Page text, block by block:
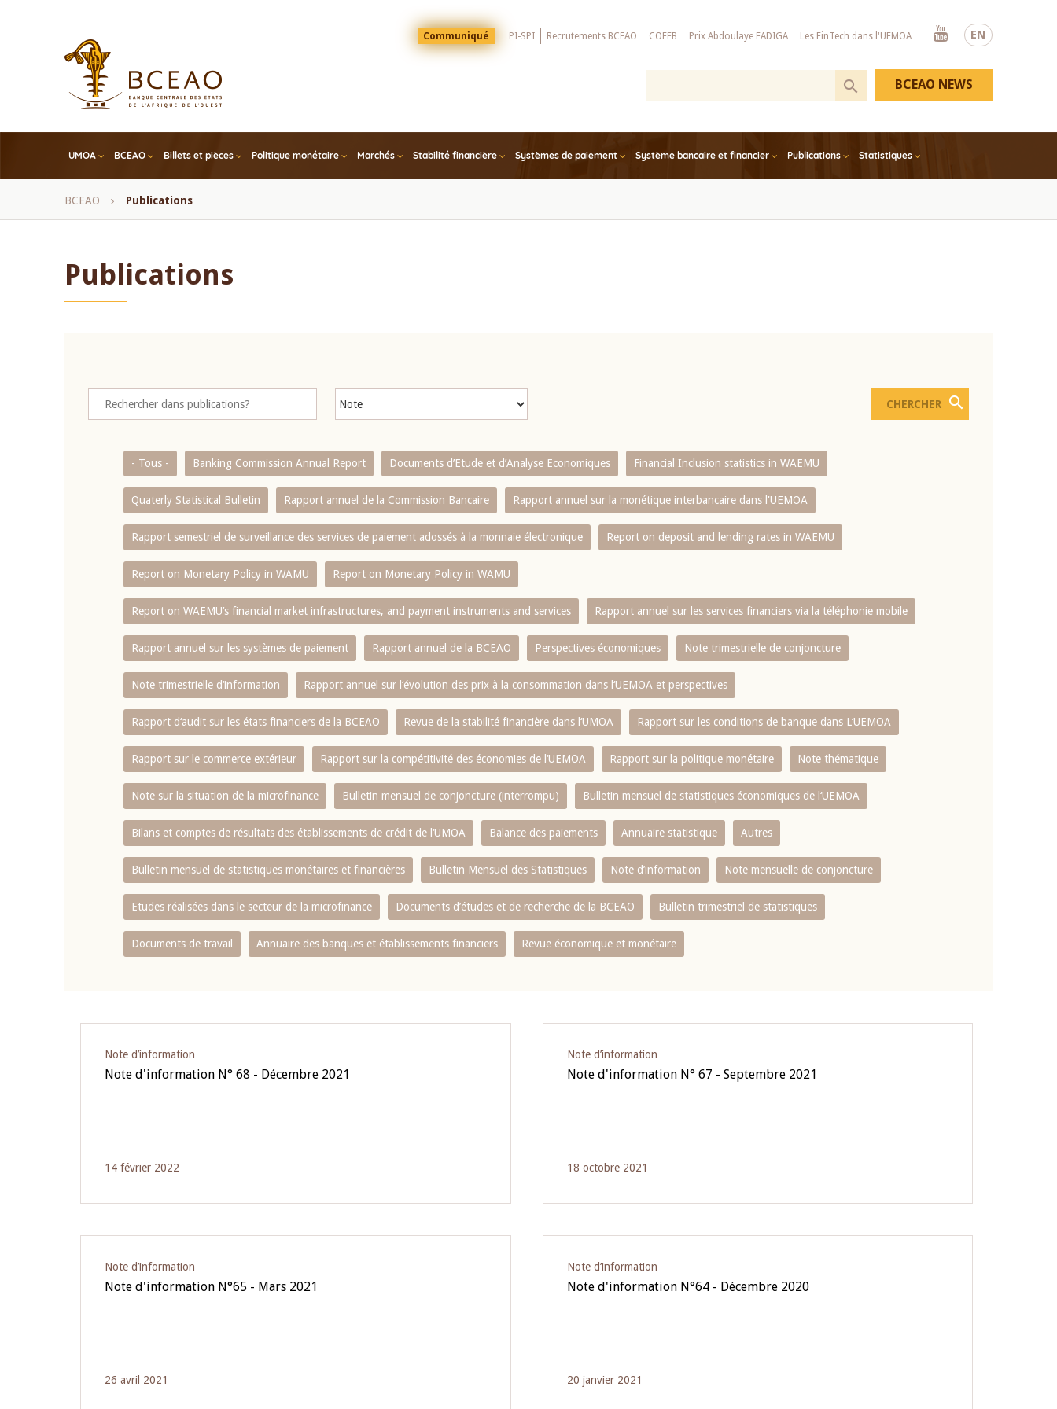
EN
Menu
Top
Communiqué PI-SPI Recrutements BCEAO COFEB Prix Abdoulaye FADIGA Les FinTech dans l'UEMOA
Youtube
UMOA BCEAO Billets et pièces Politique monétaire Marchés Stabilité financière Systèmes de paiement Système bancaire et financier Publications Statistiques
BCEAO NEWS
Fil
BCEAO Publications
Publications
- Tous - Banking Commission Annual Report Documents d’Etude et d’Analyse Economiques Financial Inclusion statistics in WAEMU
Quaterly Statistical Bulletin Rapport annuel de la Commission Bancaire Rapport annuel sur la monétique interbancaire dans l'UEMOA
Rapport semestriel de surveillance des services de paiement adossés à la monnaie électronique Report on deposit and lending rates in WAEMU
Report on Monetary Policy in WAMU Report on Monetary Policy in WAMU
Report on WAEMU’s financial market infrastructures, and payment instruments and services Rapport annuel sur les services financiers via la téléphonie mobile
Rapport annuel sur les systèmes de paiement Rapport annuel de la BCEAO Perspectives économiques Note trimestrielle de conjoncture
Note trimestrielle d‘information Rapport annuel sur l‘évolution des prix à la consommation dans l‘UEMOA et perspectives
Rapport d‘audit sur les états financiers de la BCEAO Revue de la stabilité financière dans l‘UMOA Rapport sur les conditions de banque dans L‘UEMOA
Rapport sur le commerce extérieur Rapport sur la compétitivité des économies de l‘UEMOA Rapport sur la politique monétaire Note thématique
Note sur la situation de la microfinance Bulletin mensuel de conjoncture (interrompu) Bulletin mensuel de statistiques économiques de l‘UEMOA
Bilans et comptes de résultats des établissements de crédit de l‘UMOA Balance des paiements Annuaire statistique Autres
Bulletin mensuel de statistiques monétaires et financières Bulletin Mensuel des Statistiques Note d’information Note mensuelle de conjoncture
Etudes réalisées dans le secteur de la microfinance Documents d’études et de recherche de la BCEAO Bulletin trimestriel de statistiques
Documents de travail Annuaire des banques et établissements financiers Revue économique et monétaire
Note d’information
Note d'information N° 68 - Décembre 2021
14 février 2022
Note d’information
Note d'information N° 67 - Septembre 2021
18 octobre 2021
Note d’information
Note d'information N°65 - Mars 2021
26 avril 2021
Note d’information
Note d'information N°64 - Décembre 2020
20 janvier 2021